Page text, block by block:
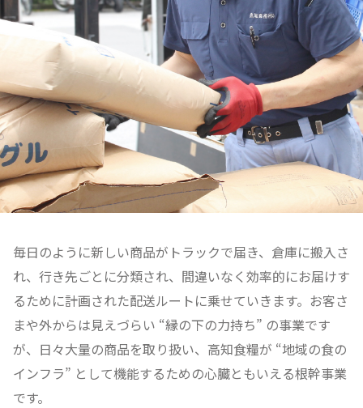
毎日のように新しい商品がトラックで届き、倉庫に搬入さ
れ、行き先ごとに分類され、間違いなく効率的にお届けす
るために計画された配送ルートに乗せていきます。お客さ
まや外からは見えづらい “縁の下の力持ち” の事業です
が、日々大量の商品を取り扱い、高知食糧が “地域の食の
インフラ” として機能するための心臓ともいえる根幹事業
です。